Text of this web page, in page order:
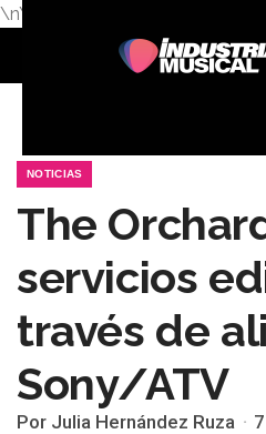
\n\n
NOTICIAS
The
servicios
través de
Sony/ATV
Por Julia Hernández Ruza